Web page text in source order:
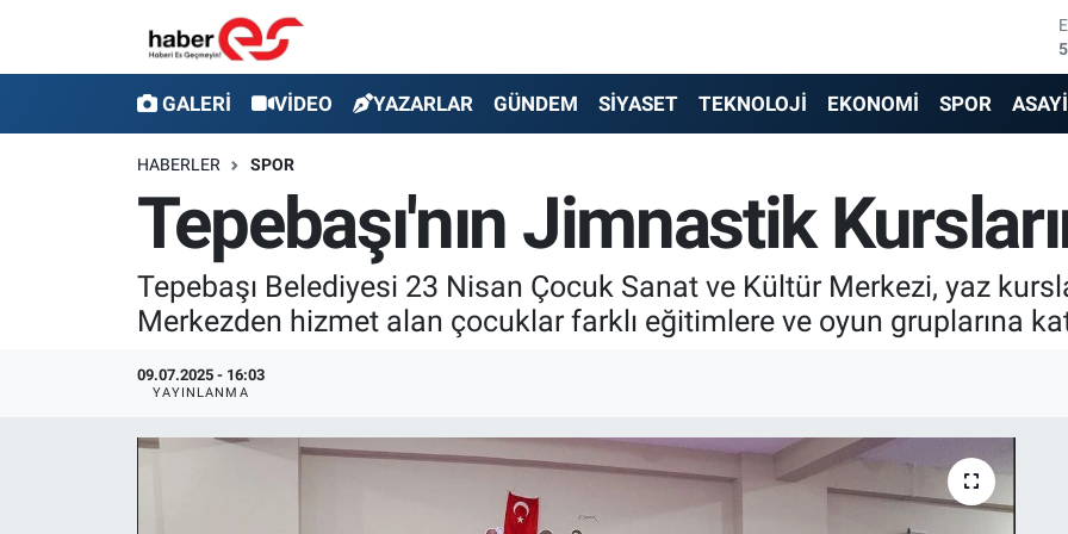
GALERİ VİDEO YAZARLAR GÜNDEM SİYASET TEKNOLOJİ EKONOMİ SPOR
HABERLER SPOR
Tepebaşı'nın Jimnastik
Tepebaşı Belediyesi 23 Nisan Çocuk Sanat ve Kültür Merkezi, yaz
Merkezden hizmet alan çocuklar farklı eğitimlere ve oyun gruplarına
09.07.2025 - 16:03
YAYINLANMA
YAZARLAR
GÜNDEM
SİYASET
TEKNOLOJİ
EKONOMİ
Eskişehir Nöbetçi Eczaneler
Eskişehir Trafik Yoğunluk Haritası
Süper Lig Puan Durumu ve Fikstür
Tüm Manşetler
Son Dakika Haberleri
Haber Arşivi